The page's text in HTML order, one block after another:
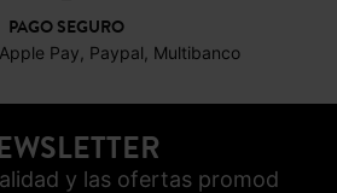
PAGO SEGURO
Pay, Paypal, Multibanco
y las ofertas promod